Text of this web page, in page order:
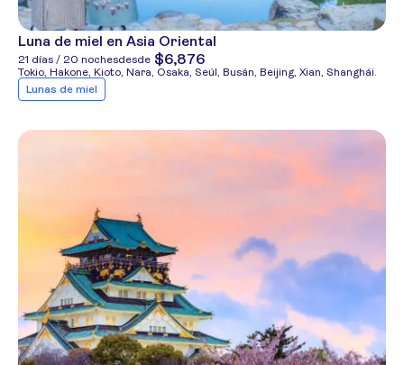
Luna de miel en Asia Oriental
21 días / 20 nochesdesde $6,876
Tokio, Hakone, Kioto, Nara, Osaka, Seúl, Busán, Beijing, Xian, Shanghái.
Lunas de miel